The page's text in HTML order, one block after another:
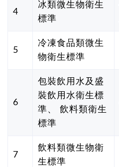
4
冰類微生物衛生
標準
5
冷凍食品類微生
物衛生標準
6
包裝飲用水及盛
裝飲用水衛生標
準、 飲料類衛生
標準
7
飲料類微生物衛
生標準